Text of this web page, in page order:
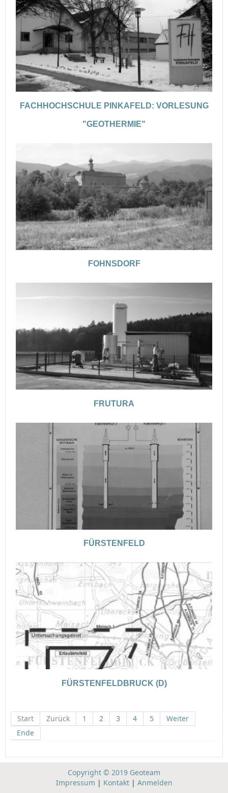
FACHHOCHSCHULE PINKAFELD: VORLESUNG
"GEOTHERMIE"
FOHNSDORF
FRUTURA
FÜRSTENFELD
FÜRSTENFELDBRUCK (D)
Start Zurück 1 2 3 4 5
Weiter
Ende
Copyright © 2019 Geoteam
Impressum | Kontakt| Anmelden